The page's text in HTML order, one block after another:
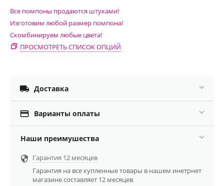
Все помпоны продаются штуками!
Изготовим любой размер помпона!
Скомбинируем любые цвета!
ПРОСМОТРЕТЬ СПИСОК ОПЦИЙ
 Доставка
 Варианты оплаты
Наши преимушества
 Гарантия 12 месяцев
Гарантия на все купленные товары в нашем инетрнет
магазине составляет 12 месяцев